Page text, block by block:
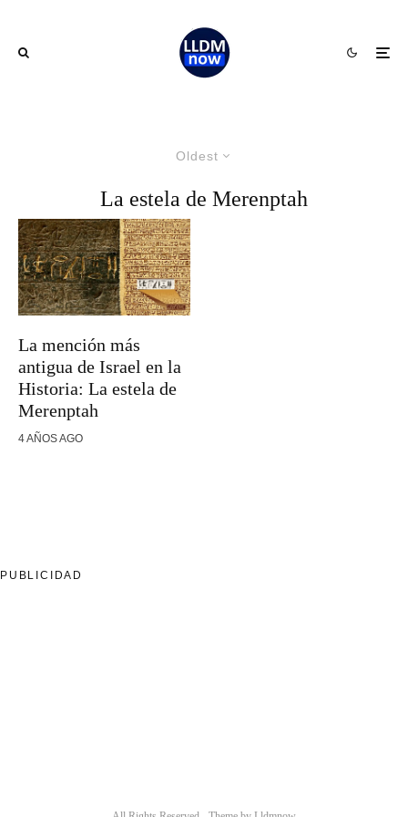
Oldest
La estela de Merenptah
La mención más
antigua de Israel en la
Historia: La estela de
Merenptah
4 AÑOS AGO
PUBLICIDAD